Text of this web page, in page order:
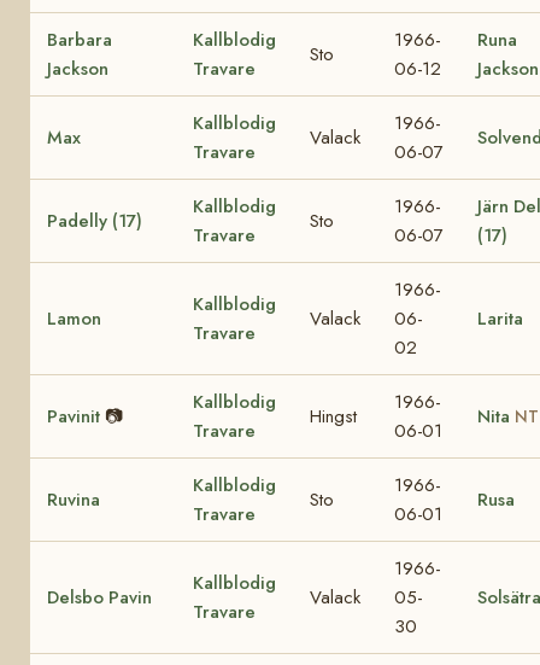
Barbara
Jackson
Kallblodig
Travare
Sto
1966-
06-12
Runa
Jackson
Max
Kallblodig
Travare
Valack
1966-
06-07
Padelly (17)
Kallblodig
Travare
Sto
1966-
06-07
Järn
(17)
Lamon
Kallblodig
Travare
Valack
1966-
06-
02
Larita
Pavinit 📷
Kallblodig
Travare
Hingst
1966-
06-01
Nita
Ruvina
Kallblodig
Travare
Sto
1966-
06-01
Rusa
Delsbo Pavin
Kallblodig
Travare
Valack
1966-
05-
30
Solsätra